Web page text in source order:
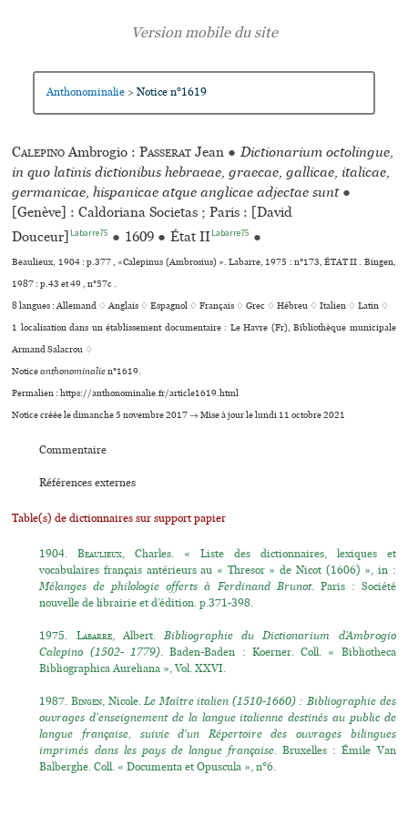
Anthonominalie > Notice n°1619
CalepinoAmbrogio :Passerat Jean ● Dictionarium octolingue,
in quo latinis dictionibus hebraeae, graecae, gallicae, italicae,
germanicae, hispanicae atque anglicae adjectae sunt ●
[Genève] : Caldoriana Societas ; Paris : [David
Douceur]
Labarre75 ● 1609 ● État IILabarre75 ●
Beaulieux, 1904 : p.377 , «Calepinus (Ambrosius) ». Labarre, 1975 : n°173, ÉTAT II . Bingen,
1987 : p.43 et 49 , n°57c .
8 langues :Allemand ♢Anglais ♢Espagnol ♢Français ♢Grec ♢Hébreu ♢Italien ♢Latin ♢
1 localisation dans un établissement documentaire : Le Havre (Fr), Bibliothèque muni­ci­pale
Armand Salacrou ♢
Noticeanthonominalien°1619.
Permalien : https://anthonominalie.fr/article1619.html
Notice créée le dimanche 5 novembre 2017 → Mise à jour le lundi 11 octobre 2021
Commentaire
Références externes
Table(s) de dictionnaires sur support papier
1904.Beaulieux, Charles. « Liste des dictionnaires, lexiques et
vocabulaires français antérieurs au « Thresor » de Nicot (1606) », in :
Mélanges de philologie offerts à Ferdinand Brunot. Paris : Société
nouvelle de librairie et d’édition. p.371-398.
1975. Labarre, Albert.Bibliographie du Dictionarium d’Ambrogio
Calepino (1502- 1779). Baden-Baden : Koerner. Coll. « Bibliotheca
Bibliographica Aureliana », Vol. XXVI.
1987.Bingen, Nicole.Le Maître italien (1510-1660) : Bibliographie des
ouvrages d'enseignement de la langue italienne destinés au public de
langue française, suivie d'un Répertoire des ouvrages bilingues
imprimés dans les pays de langue française. Bruxelles : Émile Van
Balberghe. Coll. « Documenta et Opuscula », n°6.